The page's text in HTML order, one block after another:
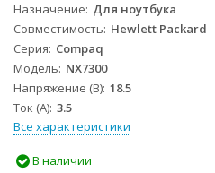
Назначение Для ноутбука
Совместимость Hewlett Packard
Серия Compaq
Модель NX7300
Напряжение (В) 18.5
Ток (А) 3.5
Все характеристики
В наличии